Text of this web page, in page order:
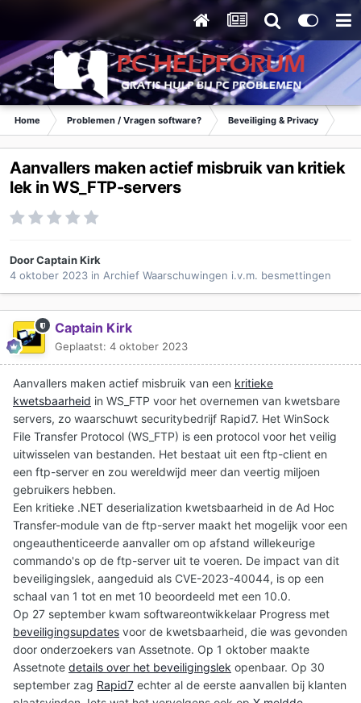
Home Problemen / Vragen software? Beveiliging & Privacy
Aanvallers maken actief misbruik van kritiek
lek in WS_FTP-servers
DoorCaptain Kirk
4 oktober 2023 in Archief Waarschuwingen i.v.m. besmettingen
Captain Kirk
Geplaatst: 4 oktober 2023
Aanvallers maken actief misbruik van een kritieke
kwetsbaarheid in WS_FTP voor het overnemen van kwetsbare
servers, zo waarschuwt securitybedrijf Rapid7. Het WinSock
File Transfer Protocol (WS_FTP) is een protocol voor het veilig
uitwisselen van bestanden. Het bestaat uit een ftp-client en
een ftp-server en zou wereldwijd meer dan veertig miljoen
gebruikers hebben.
Een kritieke .NET deserialization kwetsbaarheid in de Ad Hoc
Transfer-module van de ftp-server maakt het mogelijk voor een
ongeauthenticeerde aanvaller om op afstand willekeurige
commando's op de ftp-server uit te voeren. De impact van dit
beveiligingslek, aangeduid als CVE-2023-40044, is op een
schaal van 1 tot en met 10 beoordeeld met een 10.0.
Op 27 september kwam softwareontwikkelaar Progress met
beveiligingsupdates voor de kwetsbaarheid, die was gevonden
door onderzoekers van Assetnote. Op 1 oktober maakte
Assetnote details over het beveiligingslek openbaar. Op 30
september zag Rapid7 echter al de eerste aanvallen bij klanten